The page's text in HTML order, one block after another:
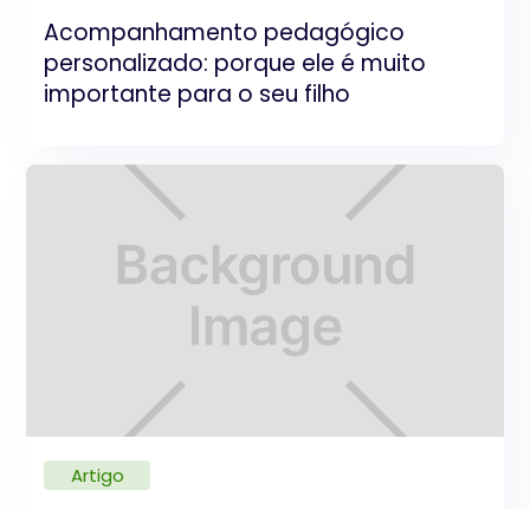
Acompanhamento pedagógico
personalizado: porque ele é muito
importante para o seu filho
Artigo